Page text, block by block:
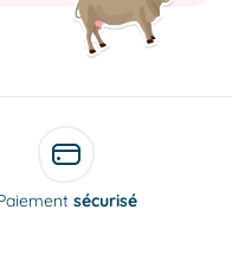
sécurisé